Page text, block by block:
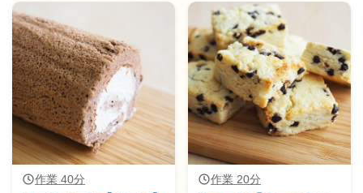
作業 40分 作業 20分